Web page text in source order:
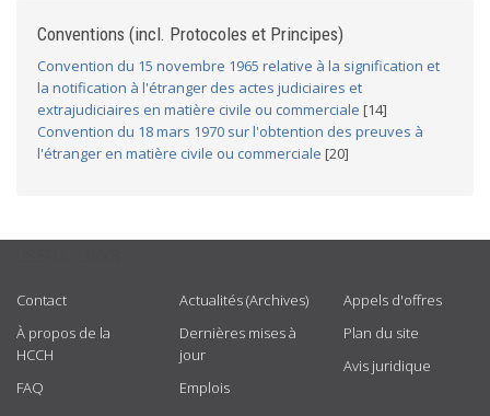
Conventions (incl. Protocoles et Principes)
Convention du 15 novembre 1965 relative à la signification et
la notification à l'étranger des actes judiciaires et
extrajudiciaires en matière civile ou commerciale [14]
Convention du 18 mars 1970 sur l'obtention des preuves à
l'étranger en matière civile ou commerciale [20]
Contact
À propos de la
HCCH
FAQ
Actualités (Archives)
Dernières mises à
jour
Emplois
Appels d'offres
Plan du site
Avis juridique